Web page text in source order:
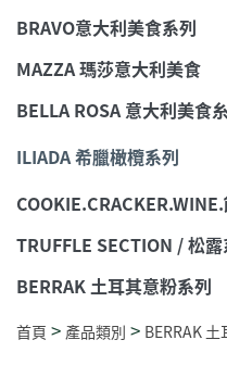
BRAVO意大利美食系列
MAZZA 瑪莎意大利美食
BELLA ROSA 意大利美食
ILIADA 希臘橄欖系列
TRUFFLE SECTION / 松
BERRAK 土耳其意粉系列
首頁 > 產品類別 > BERRAK